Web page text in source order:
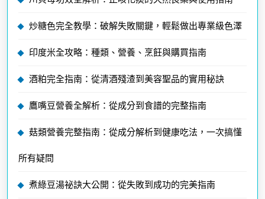
炒糖色完全教學：破解失敗關鍵，輕鬆做出專業級色澤
印度米全攻略：種類、營養、烹飪與購買指南
酒粕完全指南：從清酒殘渣到美容聖品的實用秘訣
鷹嘴豆營養全解析：從成分到食譜的完整指南
菇類營養完整指南：從成分解析到健康吃法，一次搞懂
所有疑問
煮綠豆湯祕訣大公開：從失敗到成功的完美指南